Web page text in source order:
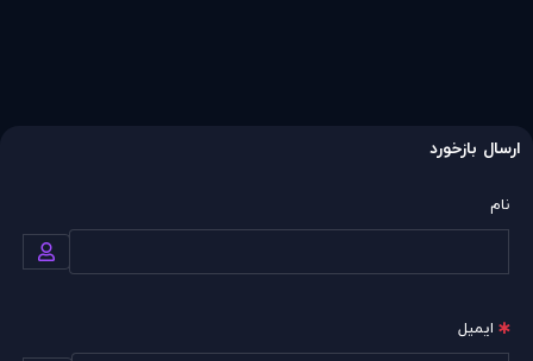
ارسال بازخورد
نام
ایمیل